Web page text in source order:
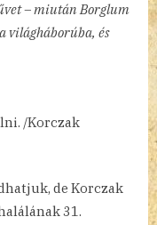
– miután Borglum
világháborúba, és
/Korczak
de Korczak
31.